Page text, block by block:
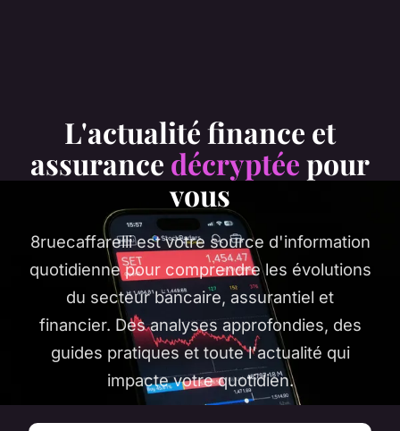
L'actualité finance et
assurance décryptéepour
vous
8ruecaffarelli est votre source d'information
quotidienne pour comprendre les évolutions
du secteur bancaire, assurantiel et
financier. Des analyses approfondies, des
guides pratiques et toute l'actualité qui
impacte votre quotidien.